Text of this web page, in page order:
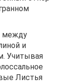
между
и
Учитывая
Листья